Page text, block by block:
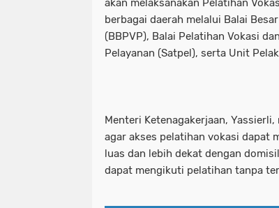
akan melaksanakan Pelatihan
berbagai daerah melalui Balai
(BBPVP), Balai Pelatihan Vokasi
Pelayanan (Satpel), serta Unit
Menteri Ketenagakerjaan,
agar akses pelatihan vokasi dapat
luas dan lebih dekat dengan
dapat mengikuti pelatihan tanpa